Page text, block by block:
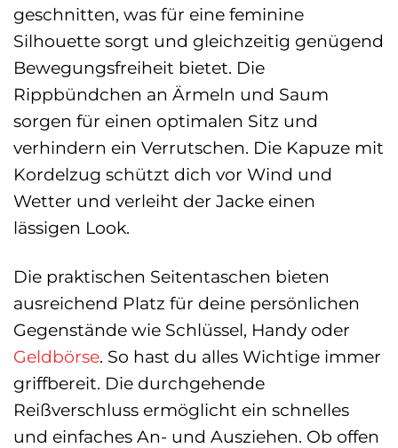
geschnitten, was für eine feminine
Silhouette sorgt und gleichzeitig genügend
Bewegungsfreiheit bietet. Die
Rippbündchen an Ärmeln und Saum
sorgen für einen optimalen Sitz und
verhindern ein Verrutschen. Die Kapuze mit
Kordelzug schützt dich vor Wind und
Wetter und verleiht der Jacke einen
lässigen Look.
Die praktischen Seitentaschen bieten
ausreichend Platz für deine persönlichen
Gegenstände wie Schlüssel, Handy oder
Geldbörse. So hast du alles Wichtige immer
griffbereit. Die durchgehende
Reißverschluss ermöglicht ein schnelles
und einfaches An- und Ausziehen. Ob offen